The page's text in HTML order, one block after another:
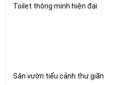
Toilet thông minh hiện đại
Sân vườn tiểu cảnh thư giãn